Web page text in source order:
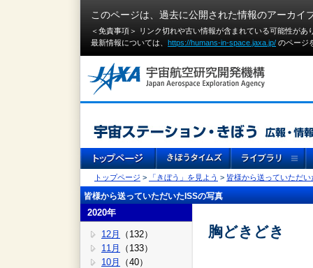
このページは、過去に公開された情報のアーカイ
＜免責事項＞ リンク切れや古い情報が含まれている可能性が
最新情報については、 https://humans-in-space.jaxa.jp/ のページ
トップページ > 「きぼう」を見よう > 皆様から送っていただい
皆様から送っていただいたISSの写真
2020年
12月
（132）
11月
（133）
10月
（40）
胸どきどき